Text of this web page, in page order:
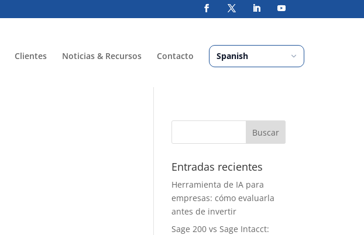
Clientes Noticias & Recursos Contacto
Entradas recientes
Herramienta de IA para
empresas: cómo evaluarla
antes de invertir
Sage 200 vs Sage Intacct: